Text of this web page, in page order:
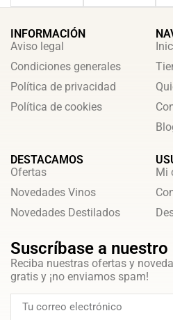
INFORMACIÓN
Aviso legal
Condiciones generales
Política de privacidad
Política de cookies
DESTACAMOS
Ofertas
Novedades Vinos
Novedades Destilados
Mi
Suscríbase a
Reciba nuestras ofertas y
gratis y ¡no enviamos spam!